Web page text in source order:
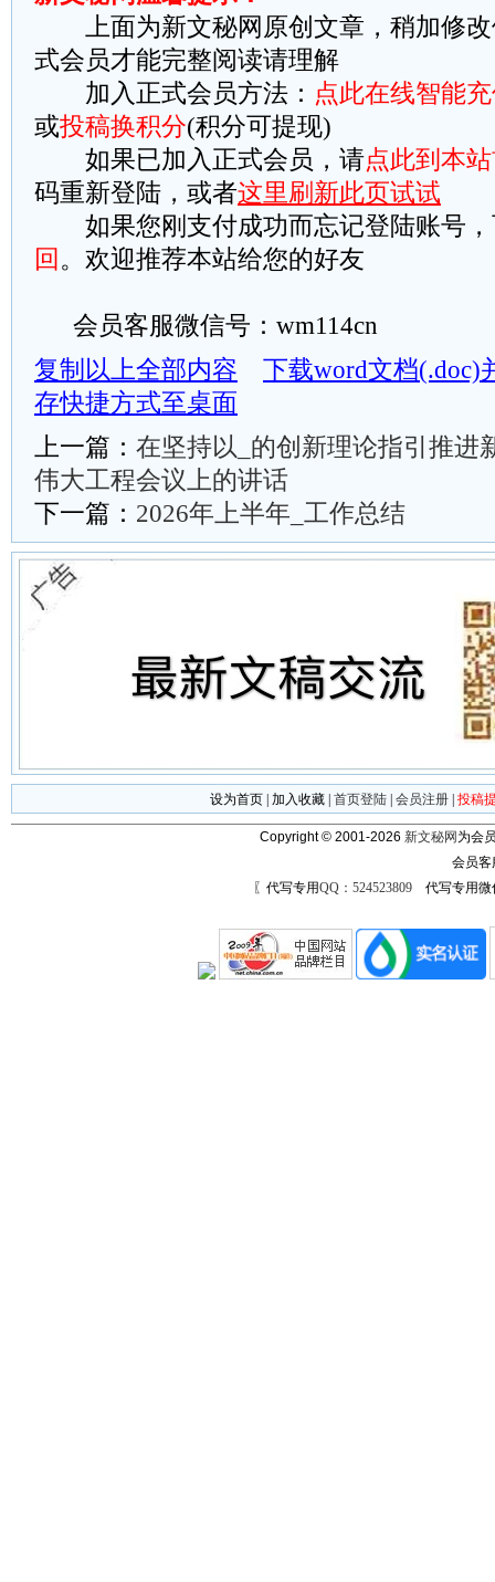
上面为新文秘网原创文章，稍加修改
式会员才能完整阅读请理解
加入正式会员方法： 点此在线智能
或投稿换积分(积分可提现)
如果已加入正式会员，请点此到本
码重新登陆，或者这里刷新此页试试
如果您刚支付成功而忘记登陆账号，
回 。欢迎推荐本站给您的好友
会员客服微信号：wm114cn
复制以上全部内容
下载word文档(.doc)
存快捷方式至桌面
上一篇： 在坚持以_的创新理论指引推进
伟大工程会议上的讲话
下一篇： 2026年上半年_工作总结
设为首页 加入收藏 首页登陆 会员注册 投稿
Copyright © 2001-2026 新文秘网 为会
会员
〖代写专用QQ：524523809代写专用微